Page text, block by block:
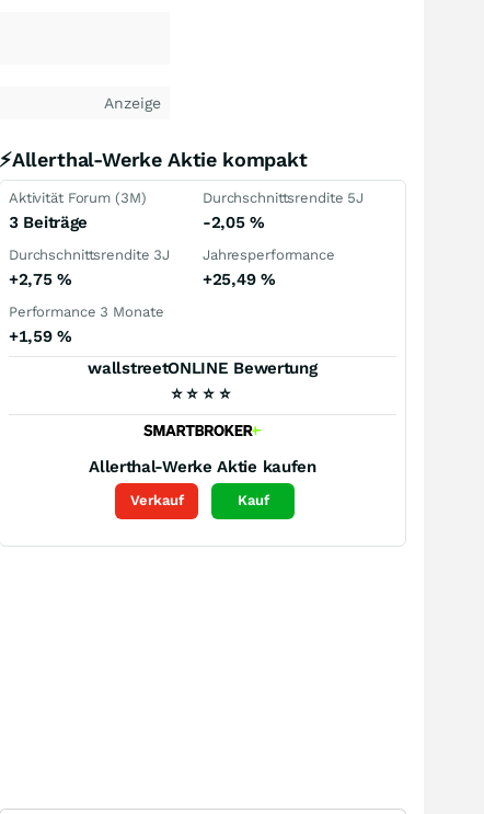
Anzeige
⚡Allerthal-Werke Aktie kompakt
Aktivität Forum (3M)
3 Beiträge
Durchschnittsrendite 5J
-2,05%
Durchschnittsrendite 3J
+2,75%
Jahresperformance
+25,49 %
Performance 3 Monate
+1,59%
wallstreetONLINE Bewertung
⭐ ⭐ ⭐ ⭐
Allerthal-Werke Aktie kaufen
Verkauf Kauf